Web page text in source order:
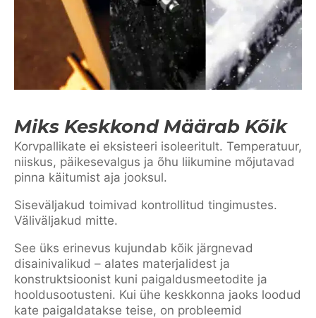
Miks Keskkond Määrab Kõik
Korvpallikate ei eksisteeri isoleeritult. Temperatuur,
niiskus, päikesevalgus ja õhu liikumine mõjutavad
pinna käitumist aja jooksul.
Siseväljakud toimivad kontrollitud tingimustes.
Väliväljakud mitte.
See üks erinevus kujundab kõik järgnevad
disainivalikud – alates materjalidest ja
konstruktsioonist kuni paigaldusmeetodite ja
hooldusootusteni. Kui ühe keskkonna jaoks loodud
kate paigaldatakse teise, on probleemid